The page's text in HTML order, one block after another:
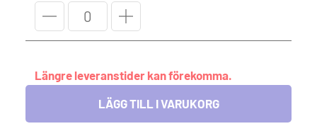
Walu
Pool
vev
4/1
Längre leveranstider kan förekomma.
LÄGG TILL I VARUKORG